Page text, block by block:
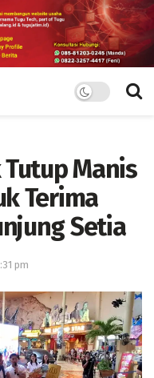
Tutup Manis
Terima
Setia
pm